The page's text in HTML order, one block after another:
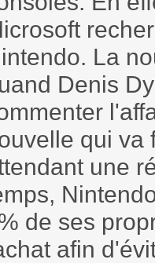
La
Denis
qui va
une
de ses
afin